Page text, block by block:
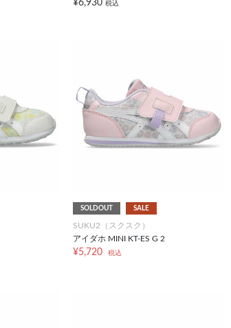
¥6,930 税込
SOLDOUT SALE
SUKU2（スクスク）
アイダホ MINI KT-ES G 2
¥5,720 税込